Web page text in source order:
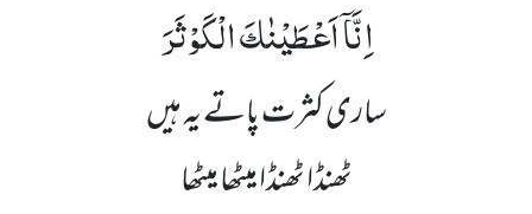
اِنَّاۤ اَعْطَیْنٰكَ الْكَوْثَرَ
ساری کثرت پاتے یہ ہیں
ٹھنڈا ٹھنڈا میٹھا میٹھا